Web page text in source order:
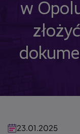
w
23.01.2025